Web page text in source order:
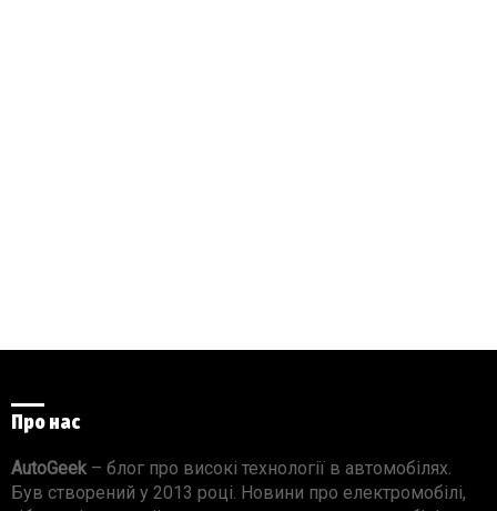
Про нас
AutoGeek– блог про високі технології в автомобілях.
Був створений у 2013 році. Новини про електромобілі,